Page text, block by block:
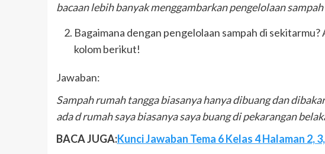
bacaan lebih banyak menggambarkan pengelolaan
Bagaimana dengan pengelolaan sampah di
kolom berikut!
Jawaban:
Sampah rumah tangga biasanya hanya dibuang dan
ada d rumah saya biasanya saya buang di pekarangan
BACA JUGA:Kunci Jawaban Tema 6 Kelas 4 Halaman 2,